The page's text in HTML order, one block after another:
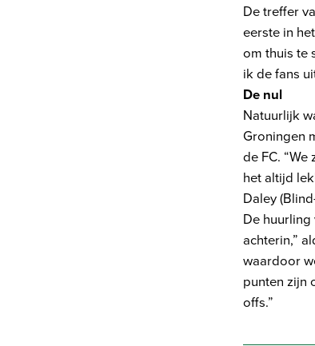
De treffer
eerste in
om thuis te
ik de fans
De nul
Natuurlijk
Groningen
de FC.
het altijd
Daley
De
achterin,”
waardoor
punten zijn
offs.”